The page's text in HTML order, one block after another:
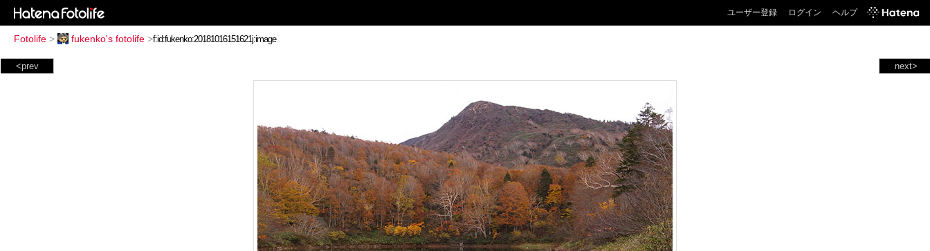
ユーザー登録 ログイン ヘルプ
Fotolife > fukenko's fotolife >
next>
<prev